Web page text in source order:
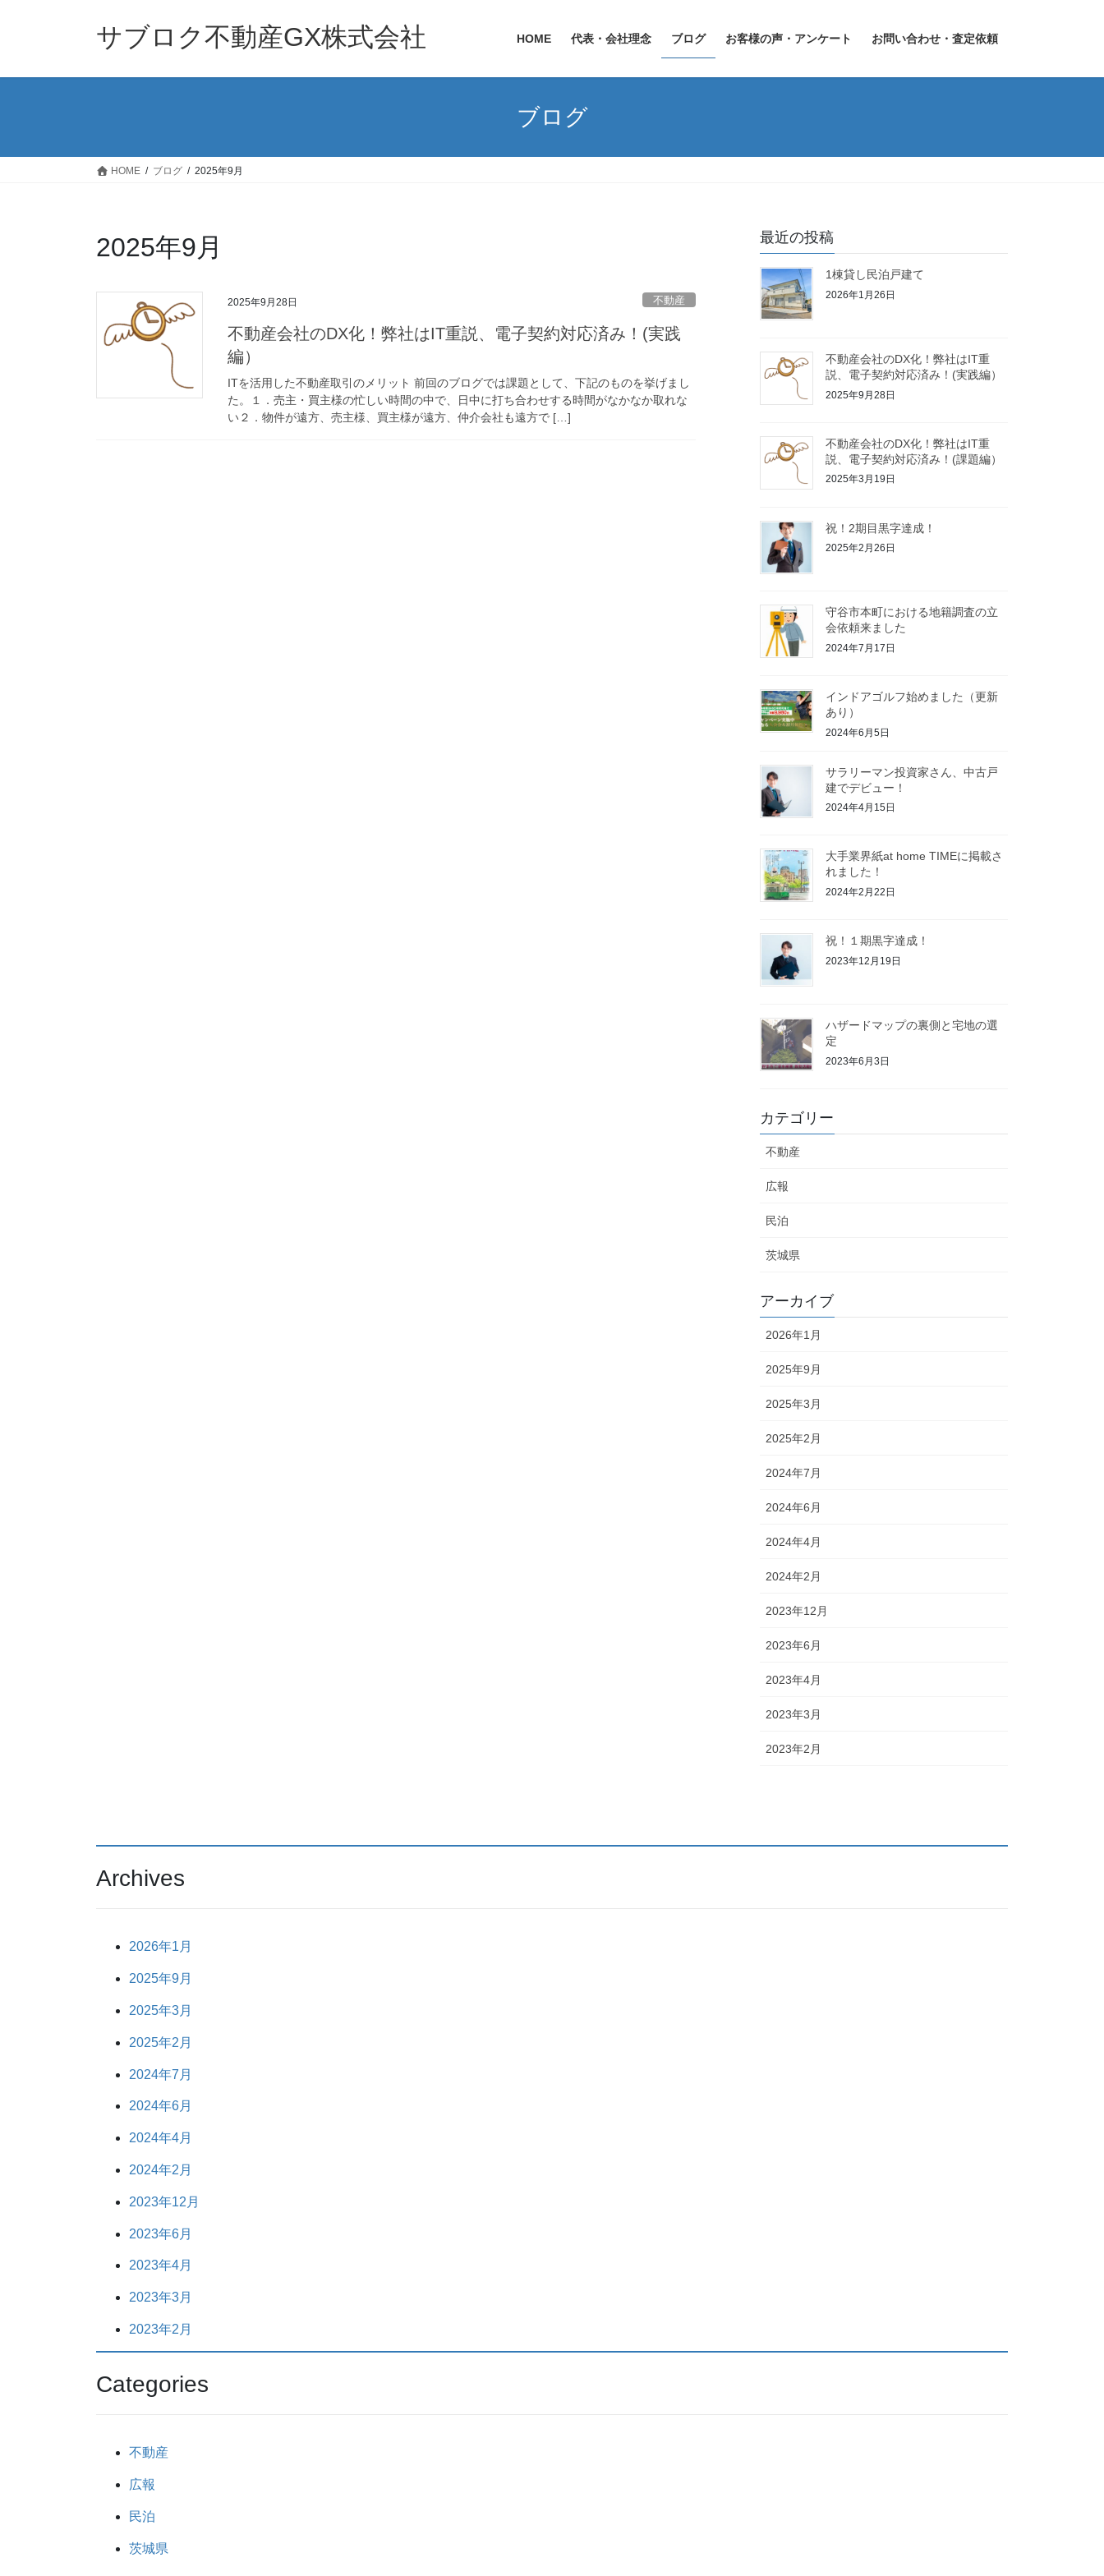
サブロク不動産GX株式会社 HOME 代表・会社理念 ブログ お客様の声・アンケート お問い合わせ・査定依頼
ブログ
HOME ブログ 2025年9月
2025年9月
2025年9月28日 不動産
不動産会社のDX化！弊社はIT重説、電子契約対応済み！(実践
編）
ITを活用した不動産取引のメリット 前回のブログでは課題として、下記のものを挙げまし
た。１．売主・買主様の忙しい時間の中で、日中に打ち合わせする時間がなかなか取れな
い２．物件が遠方、売主様、買主様が遠方、仲介会社も遠方で […]
最近の投稿
1棟貸し民泊戸建て
2026年1月26日
不動産会社のDX化！弊社はIT重
説、電子契約対応済み！(実践編）
2025年9月28日
不動産会社のDX化！弊社はIT重
説、電子契約対応済み！(課題編）
2025年3月19日
祝！2期目黒字達成！
2025年2月26日
守谷市本町における地籍調査の立
会依頼来ました
2024年7月17日
インドアゴルフ始めました（更新
あり）
2024年6月5日
サラリーマン投資家さん、中古戸
建でデビュー！
2024年4月15日
大手業界紙at home TIMEに掲載さ
れました！
2024年2月22日
祝！１期黒字達成！
2023年12月19日
ハザードマップの裏側と宅地の選
定
2023年6月3日
カテゴリー
不動産
広報
民泊
茨城県
アーカイブ
2026年1月
2025年9月
2025年3月
2025年2月
2024年7月
2024年6月
2024年4月
2024年2月
2023年12月
2023年6月
2023年4月
2023年3月
2023年2月
Archives
2026年1月
2025年9月
2025年3月
2025年2月
2024年7月
2024年6月
2024年4月
2024年2月
2023年12月
2023年6月
2023年4月
2023年3月
2023年2月
Categories
不動産
広報
民泊
茨城県